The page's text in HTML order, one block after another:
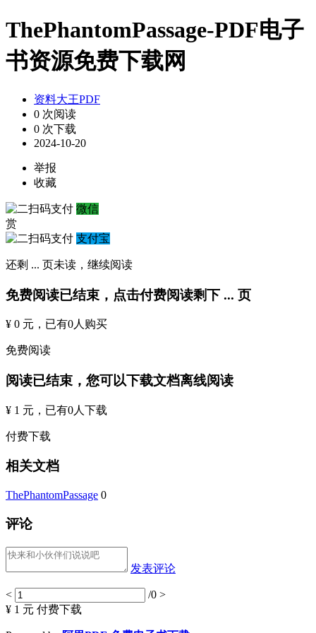
ThePhantomPassage-PDF电子
书资源免费下载网
资料大王PDF
0 次阅读
0 次下载
2024-10-20
举报
收藏
微信
赏
支付宝
还剩 ... 页未读， 继续阅读
免费阅读已结束，点击付费阅读剩下 ... 页
¥ 0 元 ，已有0人购买
免费阅读
阅读已结束，您可以下载文档离线阅读
¥ 1 元 ，已有0人下载
付费下载
相关文档
ThePhantomPassage 0
评论
发表评论
< /0 >
¥ 1 元 付费下载